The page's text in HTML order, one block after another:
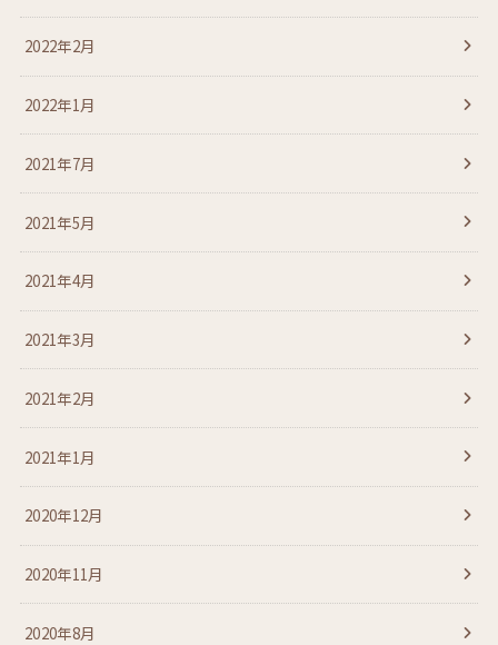
2022年2月
2022年1月
2021年7月
2021年5月
2021年4月
2021年3月
2021年2月
2021年1月
2020年12月
2020年11月
2020年8月